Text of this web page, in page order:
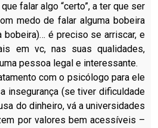
falar algo “certo”, a ter que ser
medo de falar alguma bobeira
bobeira)… é preciso se arriscar, e
em vc, nas suas qualidades,
pessoa legal e interessante.
com o psicólogo para ele
insegurança (se tiver dificuldade
do dinheiro, vá a universidades
por valores bem acessíveis –